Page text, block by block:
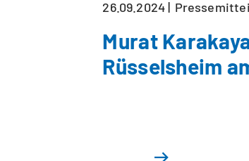
26.09.2024
Murat
Rüsselsheim